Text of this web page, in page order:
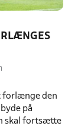
forlænge den
på
skal fortsætte